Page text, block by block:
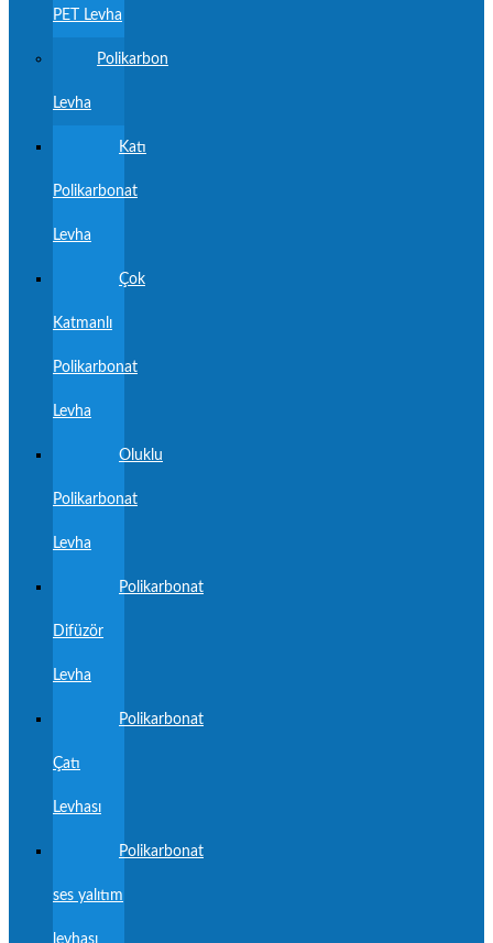
PET Levha
Polikarbon
Levha
Katı
Polikarbonat
Levha
Çok
Katmanlı
Polikarbonat
Levha
Oluklu
Polikarbonat
Levha
Polikarbonat
Difüzör
Levha
Polikarbonat
Çatı
Levhası
Polikarbonat
ses yalıtım
levhası